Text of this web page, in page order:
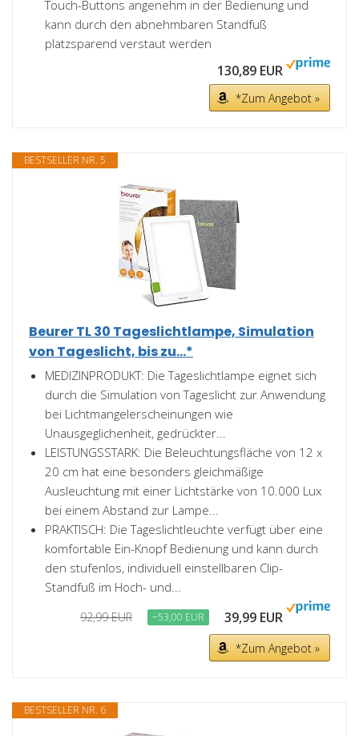
Touch-Buttons angenehm in der Bedienung und
kann durch den abnehmbaren Standfuß
platzsparend verstaut werden
130,89 EUR
*Zum Angebot »
BESTSELLER NR. 5
Beurer TL 30 Tageslichtlampe, Simulation
von Tageslicht, bis zu...*
MEDIZINPRODUKT: Die Tageslichtlampe eignet sich
durch die Simulation von Tageslicht zur Anwendung
bei Lichtmangelerscheinungen wie
Unausgeglichenheit, gedrückter...
LEISTUNGSSTARK: Die Beleuchtungsfläche von 12 x
20 cm hat eine besonders gleichmäßige
Ausleuchtung mit einer Lichtstärke von 10.000 Lux
bei einem Abstand zur Lampe...
PRAKTISCH: Die Tageslichtleuchte verfügt über eine
komfortable Ein-Knopf Bedienung und kann durch
den stufenlos, individuell einstellbaren Clip-
Standfuß im Hoch- und...
92,99 EUR −53,00 EUR 39,99 EUR
*Zum Angebot »
BESTSELLER NR. 6